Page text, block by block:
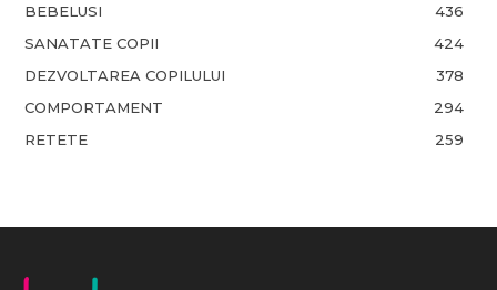
BEBELUSI
436
SANATATE COPII
424
DEZVOLTAREA COPILULUI
378
COMPORTAMENT
294
RETETE
259